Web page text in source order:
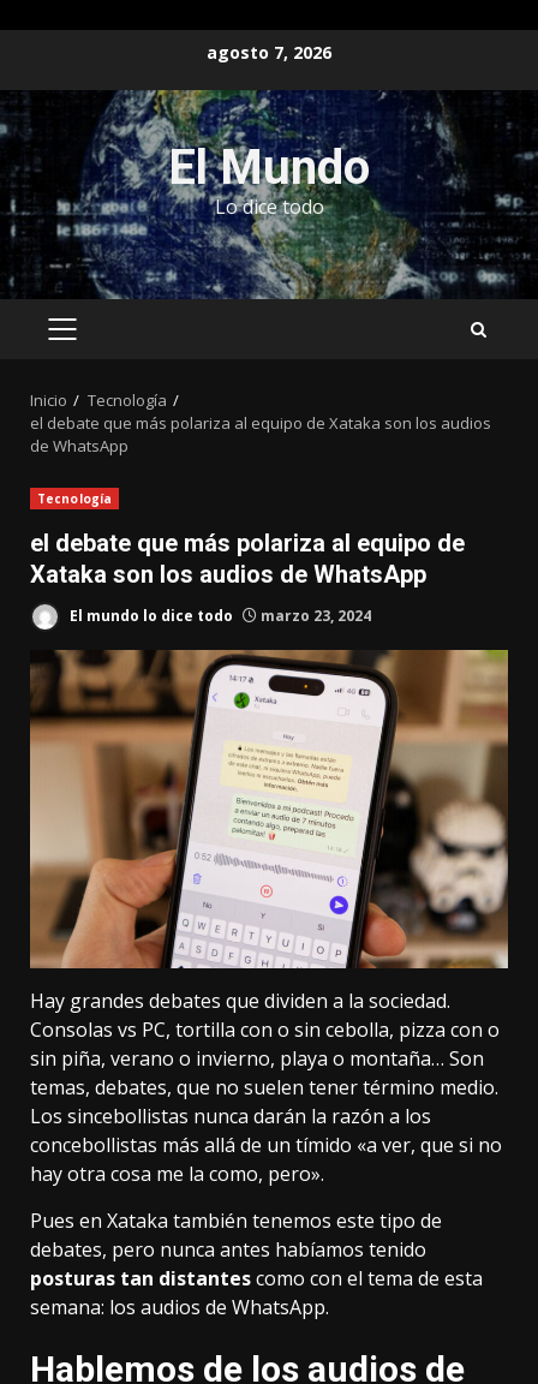
contenido
agosto 7, 2026
El Mundo
Lo dice todo
MENÚ
Inicio
Tecnología
el debate que más polariza al equipo de Xataka son los audios
de WhatsApp
Tecnología
el debate que más polariza al equipo de
Xataka son los audios de WhatsApp
El mundo lo dice todo marzo 23, 2024
Hay grandes debates que dividen a la sociedad.
Consolas vs PC, tortilla con o sin cebolla, pizza con o
sin piña, verano o invierno, playa o montaña… Son
temas, debates, que no suelen tener término medio.
Los sincebollistas nunca darán la razón a los
concebollistas más allá de un tímido «a ver, que si no
hay otra cosa me la como, pero».
Pues en Xataka también tenemos este tipo de
debates, pero nunca antes habíamos tenido
posturas tan distantescomo con el tema de esta
semana: los audios de WhatsApp.
Hablemos de los audios de